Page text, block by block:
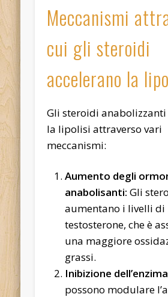
Meccanismi
cui gli steroidi
accelerano la
Gli steroidi
la lipolisi attraverso vari
meccanismi:
Aumento degli
anabolisanti: Gli
aumentano i livelli di
testosterone, che è
una maggiore
grassi.
Inibizione
possono modulare